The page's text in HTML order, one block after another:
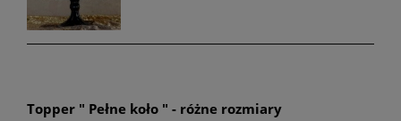
Topper " Pełne koło " - różne rozmiary